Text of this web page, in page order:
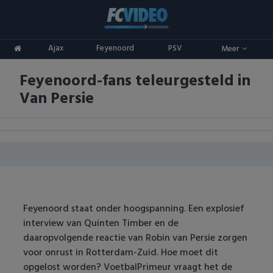
Ajax Feyenoord PSV Meer
ADO Den Haag
Ajax
FC Utrecht
Feyenoord
Competities
Eredivisie
Champions League
Europa League
Oranje
Feyenoord-fans teleurgesteld in
Van Persie
Feyenoord staat onder hoogspanning. Een explosief
interview van Quinten Timber en de
daaropvolgende reactie van Robin van Persie zorgen
voor onrust in Rotterdam-Zuid. Hoe moet dit
opgelost worden? VoetbalPrimeur vraagt het de